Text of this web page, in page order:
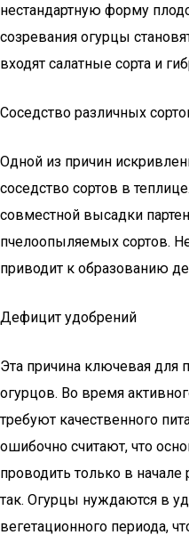
нестандартную форму
созревания огурцы
входят салатные сорта и
Соседство различных
Одной из причин
соседство сортов в
совместной высадки
пчелоопыляемых сортов.
приводит к образованию
Дефицит удобрений
Эта причина ключевая для
огурцов. Во время
требуют качественного
ошибочно считают, что
проводить только в начале
так. Огурцы нуждаются в
вегетационного периода,